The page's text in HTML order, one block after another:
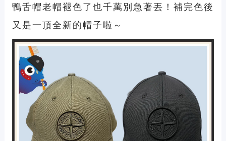
鴨舌帽老帽褪色了也千萬別急著丟！補完色後
又是一頂全新的帽子啦～